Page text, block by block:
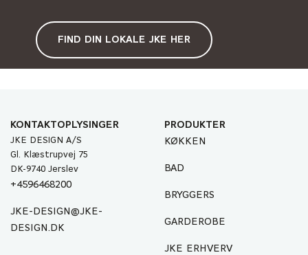
FIND DIN LOKALE JKE HER
KONTAKTOPLYSINGER
JKE DESIGN A/S
Gl. Klæstrupvej 75
DK-9740 Jerslev
+4596468200
JKE-DESIGN@JKE-
DESIGN.DK
PRODUKTER
KØKKEN
BAD
BRYGGERS
GARDEROBE
JKE ERHVERV